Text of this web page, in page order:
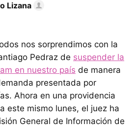
Lizana
nos sorprendimos con la
Pedraz de suspender la
en nuestro país de manera
presentada por
Ahora en una providencia
este mismo lunes, el juez ha
General de Información de